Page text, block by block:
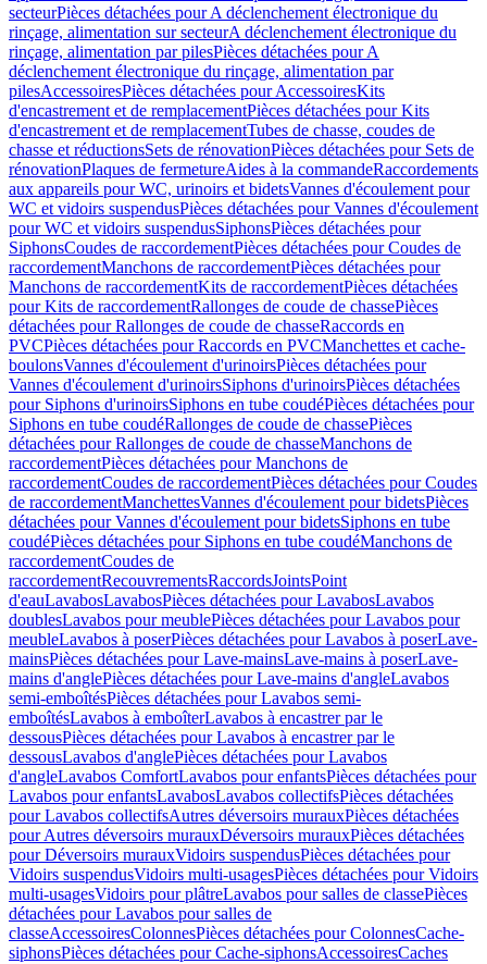
secteurPièces détachées pour A déclenchement électronique du
rinçage, alimentation sur secteurA déclenchement électronique du
rinçage, alimentation par pilesPièces détachées pour A
déclenchement électronique du rinçage, alimentation par
pilesAccessoiresPièces détachées pour AccessoiresKits
d'encastrement et de remplacementPièces détachées pour Kits
d'encastrement et de remplacementTubes de chasse, coudes de
chasse et réductionsSets de rénovationPièces détachées pour Sets de
rénovationPlaques de fermetureAides à la commandeRaccordements
aux appareils pour WC, urinoirs et bidetsVannes d'écoulement pour
WC et vidoirs suspendusPièces détachées pour Vannes d'écoulement
pour WC et vidoirs suspendusSiphonsPièces détachées pour
SiphonsCoudes de raccordementPièces détachées pour Coudes de
raccordementManchons de raccordementPièces détachées pour
Manchons de raccordementKits de raccordementPièces détachées
pour Kits de raccordementRallonges de coude de chassePièces
détachées pour Rallonges de coude de chasseRaccords en
PVCPièces détachées pour Raccords en PVCManchettes et cache-
boulonsVannes d'écoulement d'urinoirsPièces détachées pour
Vannes d'écoulement d'urinoirsSiphons d'urinoirsPièces détachées
pour Siphons d'urinoirsSiphons en tube coudéPièces détachées pour
Siphons en tube coudéRallonges de coude de chassePièces
détachées pour Rallonges de coude de chasseManchons de
raccordementPièces détachées pour Manchons de
raccordementCoudes de raccordementPièces détachées pour Coudes
de raccordementManchettesVannes d'écoulement pour bidetsPièces
détachées pour Vannes d'écoulement pour bidetsSiphons en tube
coudéPièces détachées pour Siphons en tube coudéManchons de
raccordementCoudes de
raccordementRecouvrementsRaccordsJointsPoint
d'eauLavabosLavabosPièces détachées pour LavabosLavabos
doublesLavabos pour meublePièces détachées pour Lavabos pour
meubleLavabos à poserPièces détachées pour Lavabos à poserLave-
mainsPièces détachées pour Lave-mainsLave-mains à poserLave-
mains d'anglePièces détachées pour Lave-mains d'angleLavabos
semi-emboîtésPièces détachées pour Lavabos semi-
emboîtésLavabos à emboîterLavabos à encastrer par le
dessousPièces détachées pour Lavabos à encastrer par le
dessousLavabos d'anglePièces détachées pour Lavabos
d'angleLavabos ComfortLavabos pour enfantsPièces détachées pour
Lavabos pour enfantsLavabosLavabos collectifsPièces détachées
pour Lavabos collectifsAutres déversoirs murauxPièces détachées
pour Autres déversoirs murauxDéversoirs murauxPièces détachées
pour Déversoirs murauxVidoirs suspendusPièces détachées pour
Vidoirs suspendusVidoirs multi-usagesPièces détachées pour Vidoirs
multi-usagesVidoirs pour plâtreLavabos pour salles de classePièces
détachées pour Lavabos pour salles de
classeAccessoiresColonnesPièces détachées pour ColonnesCache-
siphonsPièces détachées pour Cache-siphonsAccessoiresCaches